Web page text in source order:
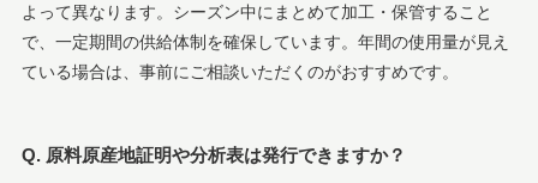
よって異なります。シーズン中にまとめて加工・保管すること
で、一定期間の供給体制を確保しています。年間の使用量が見え
ている場合は、事前にご相談いただくのがおすすめです。
Q. 原料原産地証明や分析表は発行できますか？